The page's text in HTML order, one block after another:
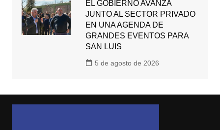
EL GOBIERNO AVANZA
JUNTO AL SECTOR PRIVADO
EN UNA AGENDA DE
GRANDES EVENTOS PARA
SAN LUIS
5 de agosto de 2026